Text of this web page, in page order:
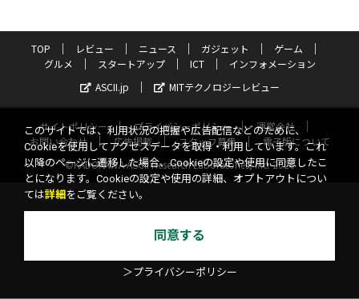
TOP レビュー ニュース ガジェット
ゲーム
グルメ
スタートアップ ICT
インフォメーション
ASCII.jp
MITテクノロジーレビュー
サイトポリシー プライバシーポリシー
運営会社
お問い合わせ
広告掲載 スタッフ募集
電子版について
©KADOKAWA ASCII Research Laboratories, Inc. 2026
このサイトでは、利用状況の把握や広告配信などのために、
Cookieを使用してアクセスデータを取得・利用しています。これ
以降のページに遷移した場合、Cookieの設定や使用に同意したこ
とになります。Cookieの設定や使用の詳細、オプトアウトについ
ては詳細 をご覧ください。
同意する
＞プライバシーポリシー